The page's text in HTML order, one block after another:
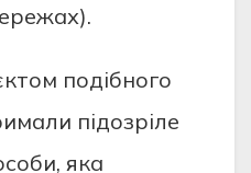
подібного
підозріле
яка